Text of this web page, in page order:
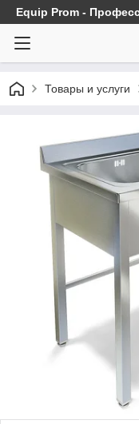
Equip Prom -
Товары и услуги